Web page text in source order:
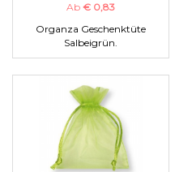
Ab € 0,83
Organza Geschenktüte
Salbeigrün.